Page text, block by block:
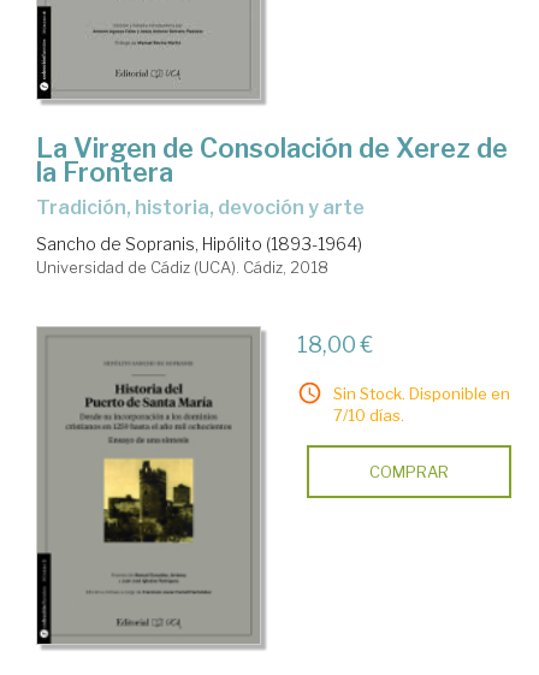
La Virgen de Consolación de Xerez de
la Frontera
tradición, historia, devoción y arte
Sancho de Sopranis, Hipólito (1893-1964)
Universidad de Cádiz (UCA). Cádiz, 2018
18,00 €
Sin Stock. Disponible en
7/10 días.
COMPRAR